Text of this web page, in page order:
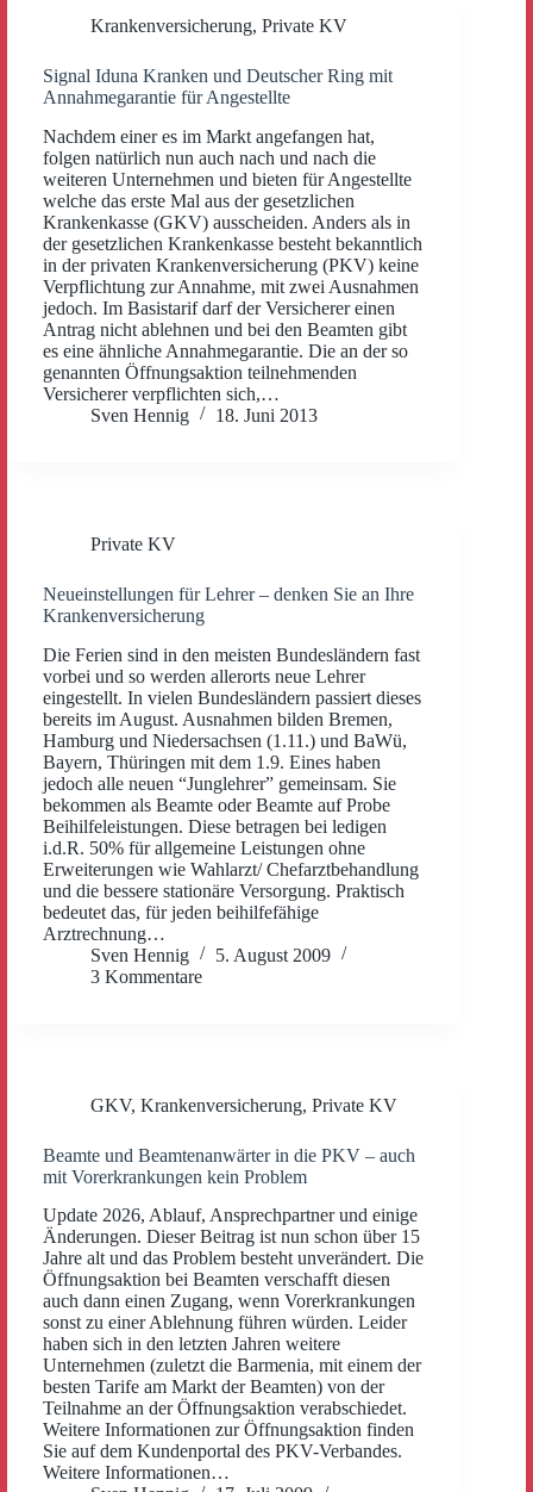
Krankenversicherung, Private KV
Signal Iduna Kranken und Deutscher Ring mit
Annahmegarantie für Angestellte
Nachdem einer es im Markt angefangen hat,
folgen natürlich nun auch nach und nach die
weiteren Unternehmen und bieten für Angestellte
welche das erste Mal aus der gesetzlichen
Krankenkasse (GKV) ausscheiden. Anders als in
der gesetzlichen Krankenkasse besteht bekanntlich
in der privaten Krankenversicherung (PKV) keine
Verpflichtung zur Annahme, mit zwei Ausnahmen
jedoch. Im Basistarif darf der Versicherer einen
Antrag nicht ablehnen und bei den Beamten gibt
es eine ähnliche Annahmegarantie. Die an der so
genannten Öffnungsaktion teilnehmenden
Versicherer verpflichten sich,…
Sven Hennig
18. Juni 2013
Private KV
Neueinstellungen für Lehrer – denken Sie an Ihre
Krankenversicherung
Die Ferien sind in den meisten Bundesländern fast
vorbei und so werden allerorts neue Lehrer
eingestellt. In vielen Bundesländern passiert dieses
bereits im August. Ausnahmen bilden Bremen,
Hamburg und Niedersachsen (1.11.) und BaWü,
Bayern, Thüringen mit dem 1.9. Eines haben
jedoch alle neuen “Junglehrer” gemeinsam. Sie
bekommen als Beamte oder Beamte auf Probe
Beihilfeleistungen. Diese betragen bei ledigen
i.d.R. 50% für allgemeine Leistungen ohne
Erweiterungen wie Wahlarzt/ Chefarztbehandlung
und die bessere stationäre Versorgung. Praktisch
bedeutet das, für jeden beihilfefähige
Arztrechnung…
Sven Hennig
5. August 2009
3 Kommentare
GKV, Krankenversicherung, Private KV
Beamte und Beamtenanwärter in die PKV – auch
mit Vorerkrankungen kein Problem
Update 2026, Ablauf, Ansprechpartner und einige
Änderungen. Dieser Beitrag ist nun schon über 15
Jahre alt und das Problem besteht unverändert. Die
Öffnungsaktion bei Beamten verschafft diesen
auch dann einen Zugang, wenn Vorerkrankungen
sonst zu einer Ablehnung führen würden. Leider
haben sich in den letzten Jahren weitere
Unternehmen (zuletzt die Barmenia, mit einem der
besten Tarife am Markt der Beamten) von der
Teilnahme an der Öffnungsaktion verabschiedet.
Weitere Informationen zur Öffnungsaktion finden
Sie auf dem Kundenportal des PKV-Verbandes.
Weitere Informationen…